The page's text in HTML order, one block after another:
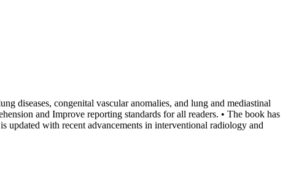
diseases, congenital vascular anomalies, and lung and mediastinal
and Improve reporting standards for all readers. • The book has
updated with recent advancements in interventional radiology and